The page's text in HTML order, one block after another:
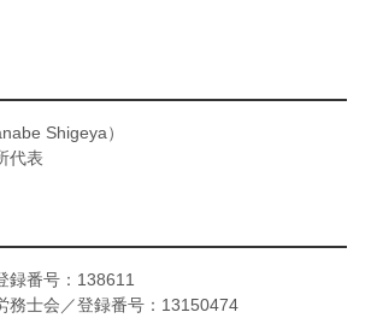
Shigeya）
代表
録番号：138611
務士会／登録番号：13150474